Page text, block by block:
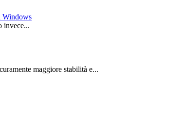
Windows
invece...
maggiore stabilità e...